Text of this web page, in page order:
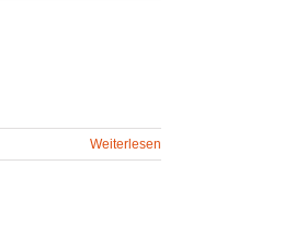
Weiterlesen